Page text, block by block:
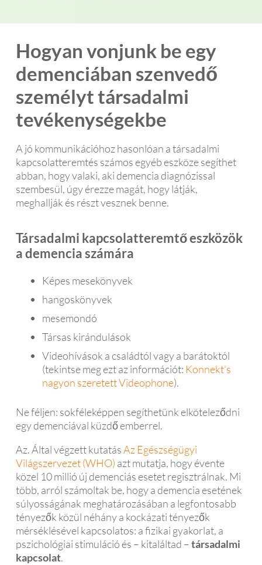
Hogyan vonjunk be egy
demenciában szenvedő
személyt társadalmi
tevékenységekbe
A jó kommunikációhoz hasonlóan a társadalmi
kapcsolatteremtés számos egyéb eszköze segíthet
abban, hogy valaki, aki demencia diagnózissal
szembesül, úgy érezze magát, hogy látják,
meghallják és részt vesznek benne.
Társadalmi kapcsolatteremtő eszközök
a demencia számára
Képes mesekönyvek
hangoskönyvek
mesemondó
Társas kirándulások
Videohívások a családtól vagy a barátoktól
(tekintse meg ezt az információt: Konnekt's
nagyon szeretett Videophone).
Ne féljen: sokféleképpen segíthetünk elköteleződni
egy demenciával küzdő emberrel.
Az. Által végzett kutatásAz Egészségügyi
Világszervezet (WHO) azt mutatja, hogy évente
közel 10 millió új demenciás esetet regisztrálnak. Mi
több, arról számoltak be, hogy a demencia esetének
súlyosságának meghatározásában a legfontosabb
tényezők közül néhány a kockázati tényezők
mérséklésével kapcsolatos: a fizikai gyakorlat, a
pszichológiai stimuláció és – kitaláltad –társadalmi
kapcsolat.